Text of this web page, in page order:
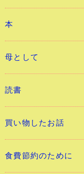
本
母として
読書
買い物したお話
食費節約のために